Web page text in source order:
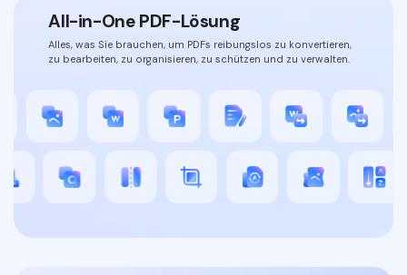
All-in-One PDF-Lösung
Alles, was Sie brauchen, um PDFs reibungslos zu konvertieren,
zu bearbeiten, zu organisieren, zu schützen und zu verwalten.